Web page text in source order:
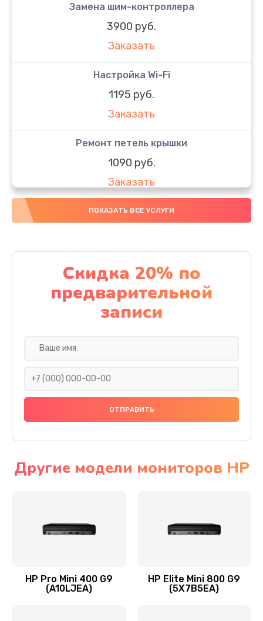
Замена шим-контроллера
3900 руб.
Заказать
Настройка Wi-Fi
1195 руб.
Заказать
Ремонт петель крышки
1090 руб.
Заказать
Замена вебкамеры
Заказать
Установка драйверов
1000 руб.
Заказать
Восстановление данных
ПОКАЗАТЬ ВСЕ УСЛУГИ
Скидка 20% по
предварительной
записи
Другие модели мониторов HP
HP Pro Mini 400 G9
(A10LJEA)
HP Elite Mini 800 G9
(5X7B5EA)